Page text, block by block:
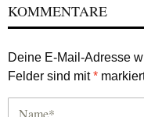
KOMMENTARE
Deine E-Mail-Adresse
Felder sind mit*